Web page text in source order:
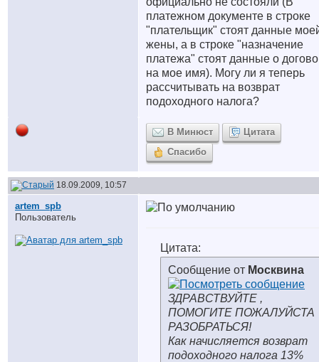
платежном документе в строке
"плательщик" стоят данные
жены, а в строке "назначение
платежа" стоят данные о
на мое имя). Могу ли я теперь
рассчитывать на возврат
подоходного налога?
В Минюст
Цитата
Спасибо
18.09.2009, 10:57
artem_spb
Пользователь
Цитата:
Сообщение от Москвина
ЗДРАВСТВУЙТЕ ,
ПОМОГИТЕ ПОЖАЛУЙСТА
РАЗОБРАТЬСЯ!
Как начисляется возврат
подоходного налога 13%